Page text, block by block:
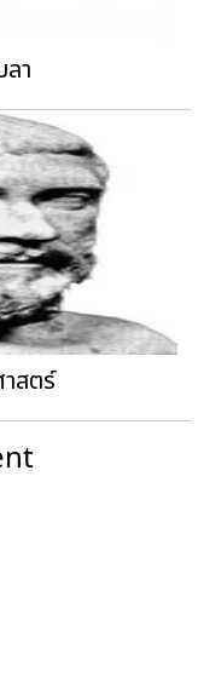
า
สตร์